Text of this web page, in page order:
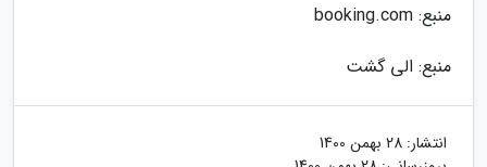
منبع: booking.com
منبع: الی گشت
انتشار: 28 بهمن 1400